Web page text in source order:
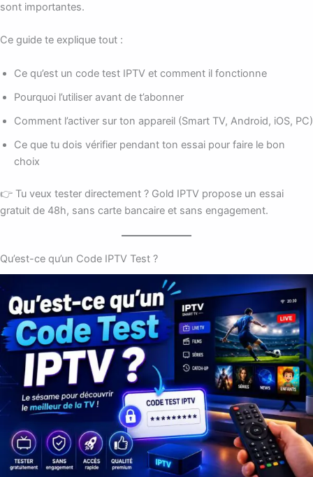
sont importantes.
Ce guide te explique tout :
Ce qu’est un code test IPTV et comment il fonctionne
Pourquoi l’utiliser avant de t’abonner
Comment l’activer sur ton appareil (Smart TV, Android, iOS, PC)
Ce que tu dois vérifier pendant ton essai pour faire le bon
choix
👉 Tu veux tester directement ? Gold IPTV propose un essai
gratuit de 48h, sans carte bancaire et sans engagement.
Qu’est-ce qu’un Code IPTV Test ?